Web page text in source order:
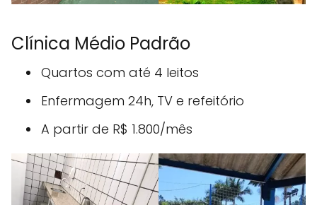
Clínica Médio Padrão
Quartos com até 4 leitos
Enfermagem 24h, TV e refeitório
A partir de R$ 1.800/mês